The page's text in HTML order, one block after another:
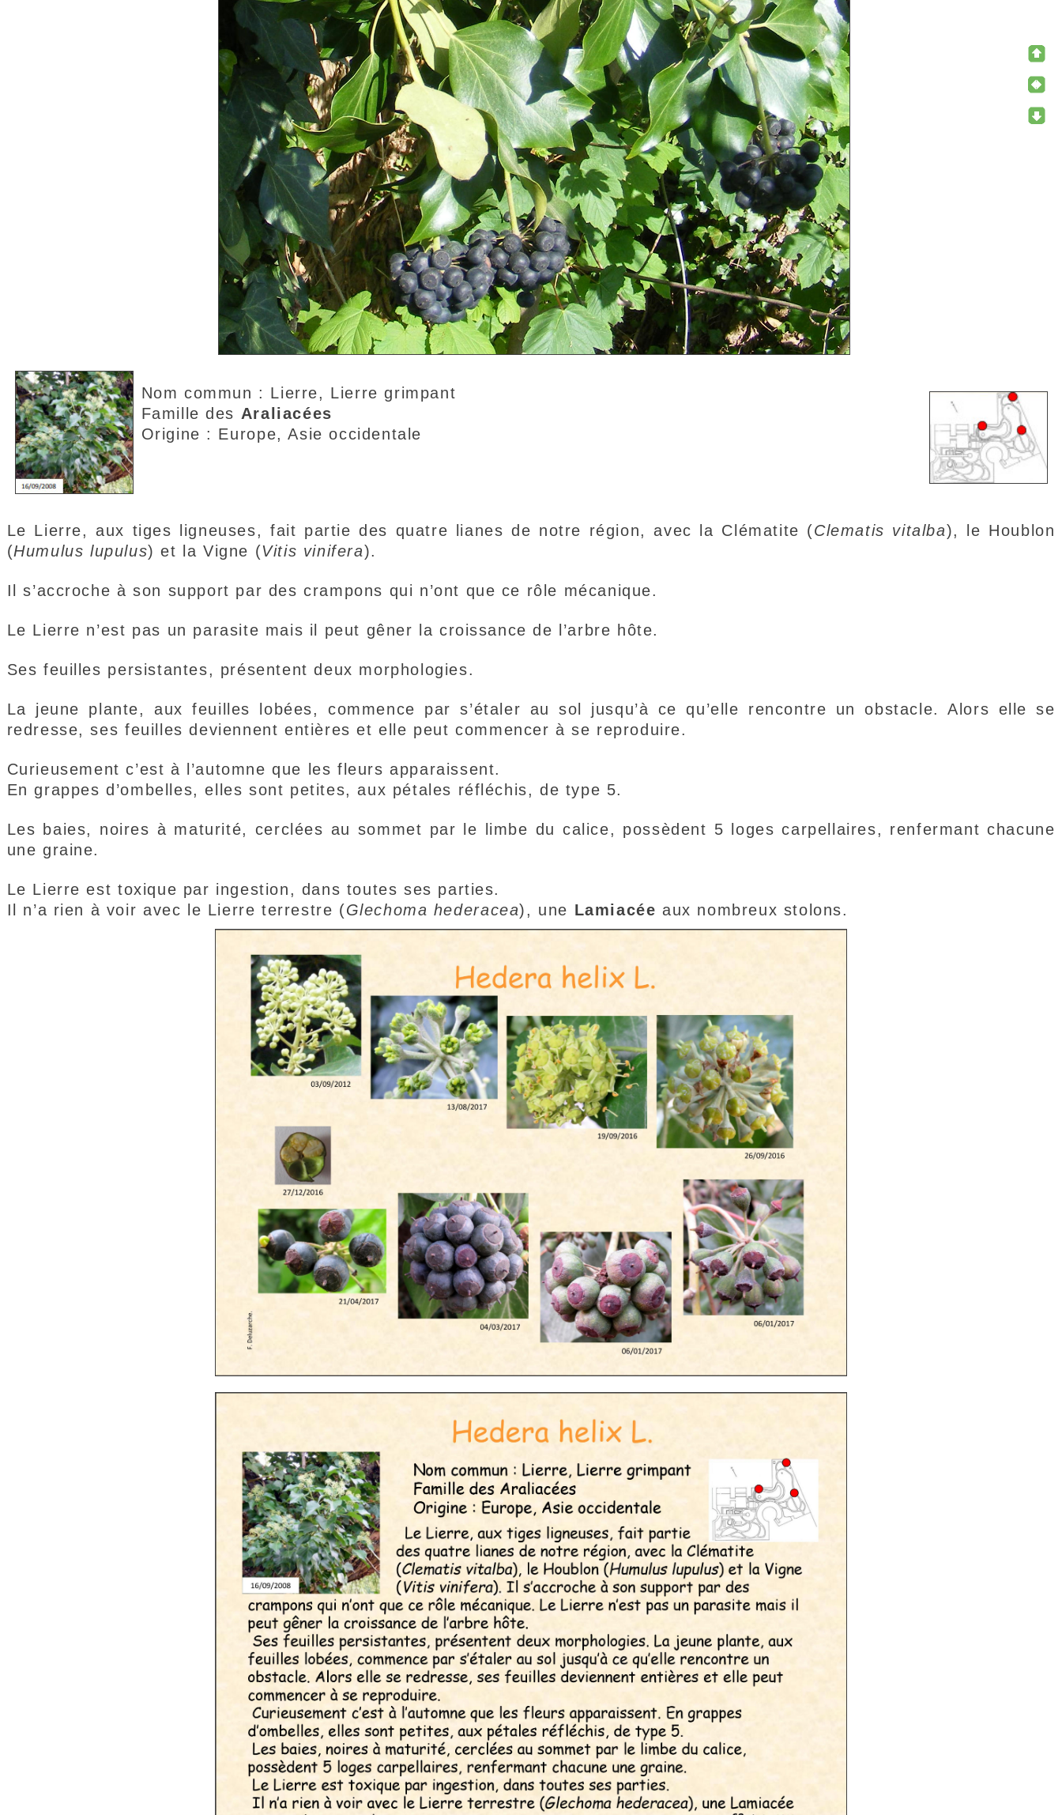
Nom commun : Lierre, Lierre grimpant
Famille des Araliacées
Origine : Europe, Asie occidentale
Le Lierre, aux tiges ligneuses, fait partie des quatre lianes de notre région, avec la Clématite (Clematis vitalba), le Houblon
(Humulus lupulus) et la Vigne (Vitis vinifera).
Il s’accroche à son support par des crampons qui n’ont que ce rôle mécanique.
Le Lierre n’est pas un parasite mais il peut gêner la croissance de l’arbre hôte.
Ses feuilles persistantes, présentent deux morphologies.
La jeune plante, aux feuilles lobées, commence par s’étaler au sol jusqu’à ce qu’elle rencontre un obstacle. Alors elle se
redresse, ses feuilles deviennent entières et elle peut commencer à se reproduire.
Curieusement c’est à l’automne que les fleurs apparaissent.
En grappes d’ombelles, elles sont petites, aux pétales réfléchis, de type 5.
Les baies, noires à maturité, cerclées au sommet par le limbe du calice, possèdent 5 loges carpellaires, renfermant chacune
une graine.
Le Lierre est toxique par ingestion, dans toutes ses parties.
Il n’a rien à voir avec le Lierre terrestre (Glechoma hederacea), une Lamiacée aux nombreux stolons.